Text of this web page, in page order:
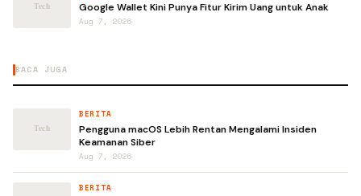
Google Wallet Kini Punya Fitur Kirim Uang untuk Anak
Aug 7, 2026
BACA JUGA
BERITA
Pengguna macOS Lebih Rentan Mengalami Insiden
Keamanan Siber
Aug 7, 2026
BERITA